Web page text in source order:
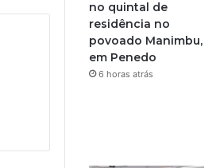
no quintal de
residência no
povoado Manimbu,
em Penedo
6 horas atrás